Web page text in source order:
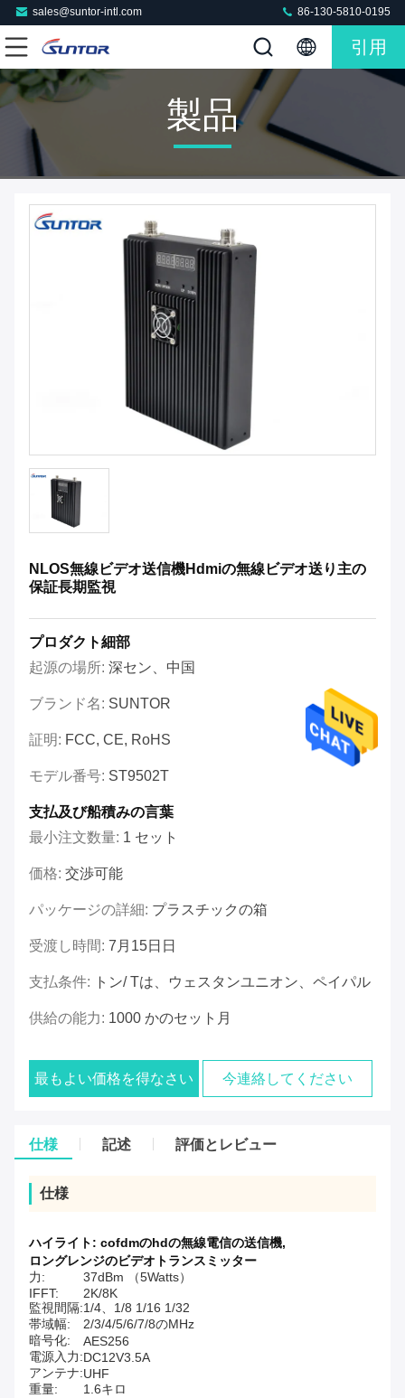
sales@suntor-intl.com 86-130-5810-0195
引用
製品
NLOS無線ビデオ送信機Hdmiの無線ビデオ送り主の
保証長期監視
プロダクト細部
起源の場所: 深セン、中国
ブランド名: SUNTOR
証明: FCC, CE, RoHS
モデル番号: ST9502T
支払及び船積みの言葉
最小注文数量: 1 セット
価格: 交渉可能
パッケージの詳細: プラスチックの箱
受渡し時間: 7月15日日
支払条件: トン/ Tは、ウェスタンユニオン、ペイパル
供給の能力: 1000 かのセット月
最もよい価格を得なさい 今連絡してください
仕様 記述 評価とレビュー
仕様
ハイライト: cofdmのhdの無線電信の送信機,
ロングレンジのビデオトランスミッター
力:
37dBm （5Watts）
IFFT:
2K/8K
監視間隔:1/4、1/8 1/16 1/32
帯域幅:
2/3/4/5/6/7/8のMHz
暗号化:
AES256
電源入力:DC12V3.5A
アンテナ:UHF
重量:
1.6キロ